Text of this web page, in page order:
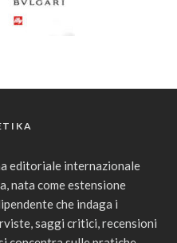
editoriale internazionale
nata come estensione
che indaga i
saggi critici, recensioni